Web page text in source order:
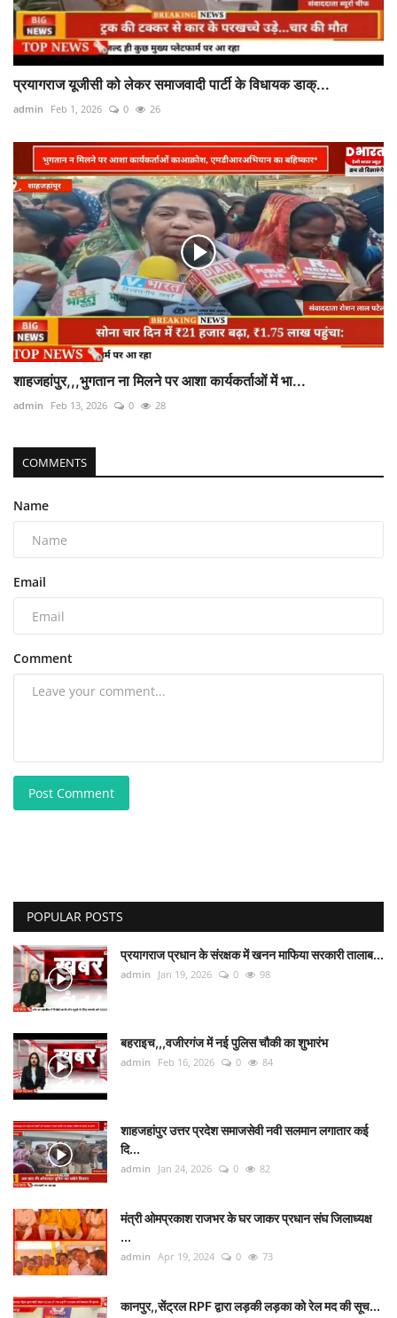
प्रयागराज यूजीसी को लेकर समाजवादी पार्टी के विधायक डाक्...
admin Feb 1, 2026 0 26
शाहजहांपुर,,,भुगतान ना मिलने पर आशा कार्यकर्ताओं में भा...
admin Feb 13, 2026 0 28
COMMENTS
Name
Email
Comment
Post Comment
POPULAR POSTS
प्रयागराज प्रधान के संरक्षक में खनन माफिया सरकारी तालाब...
admin Jan 19, 2026 0 98
बहराइच,,,वजीरगंज में नई पुलिस चौकी का शुभारंभ
admin Feb 16, 2026 0 84
शाहजहांपुर उत्तर प्रदेश समाजसेवी नवी सलमान लगातार कई
दि...
admin Jan 24, 2026 0 82
मंत्री ओमप्रकाश राजभर के घर जाकर प्रधान संघ जिलाध्यक्ष
...
admin Apr 19, 2024 0 73
कानपुर,,सेंट्रल RPF द्वारा लड़की लड़का को रेल मद की सूच...